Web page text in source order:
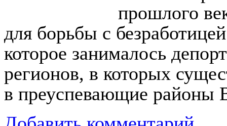
прошлого
для борьбы с
которое занималось
регионов, в которых
в преуспевающие районы